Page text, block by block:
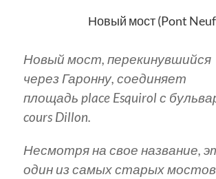
Новый мост (Pont
Новый мост, перекинувшийся
через Гаронну, соединяет
площадь place Esquirol с
cours Dillon.
Несмотря на свое название,
один из самых старых